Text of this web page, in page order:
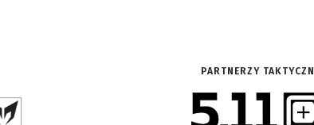
PARTNERZY TAKTYCZNI